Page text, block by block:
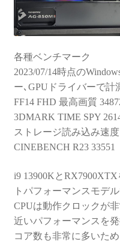
各種ベンチマーク
2023/07/14時点の
ー､GPUドライバーで計
FF14 FHD 最高画質
3DMARK TIME SPY
ストレージ読み込み速
CINEBENCH R23 33551
i9 13900Kと
トパフォーマンスモデル
CPUは動作クロックが
近いパフォーマンスを発
コア数も非常に多いた